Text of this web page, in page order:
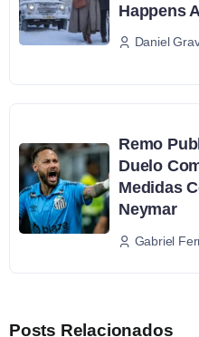
Happens
Daniel
Remo
Duelo
Medidas
Neymar
Gabriel
Posts Relacionados